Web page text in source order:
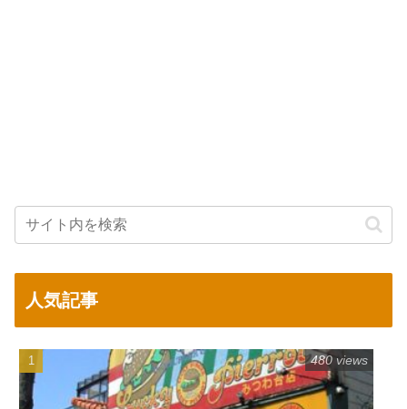
人気記事
480 views